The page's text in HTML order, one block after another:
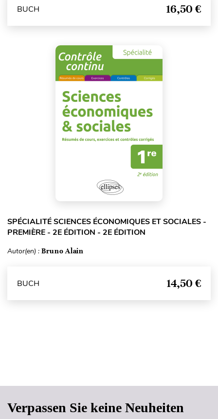
BUCH 16,50 €
SPÉCIALITÉ SCIENCES ÉCONOMIQUES ET SOCIALES -
PREMIÈRE - 2E ÉDITION - 2E ÉDITION
Autor(en) : Bruno Alain
BUCH 14,50 €
Verpassen Sie keine Neuheiten